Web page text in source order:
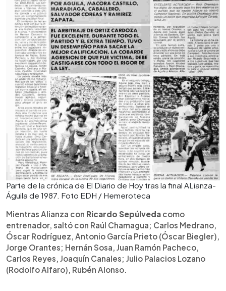
Parte de la crónica de El Diario de Hoy tras la final ALianza-
Águila de 1987. Foto EDH / Hemeroteca
Mientras Alianza con Ricardo Sepúlveda como
entrenador, saltó con Raúl Chamagua; Carlos Medrano,
Óscar Rodríguez, Antonio García Prieto (Óscar Biegler),
Jorge Orantes; Hernán Sosa, Juan Ramón Pacheco,
Carlos Reyes, Joaquín Canales; Julio Palacios Lozano
(Rodolfo Alfaro), Rubén Alonso.